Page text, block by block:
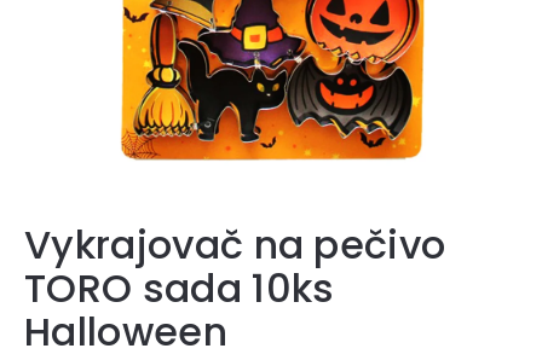
Vykrajovač na pečivo
TORO sada 10ks
Halloween